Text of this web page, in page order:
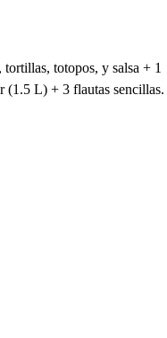
totopos, y salsa + 1
(1.5 L) + 3 flautas sencillas.